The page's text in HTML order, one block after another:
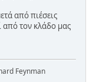
από πιέσεις
τον κλάδο μας
Feynman